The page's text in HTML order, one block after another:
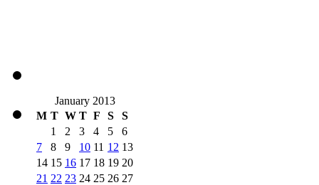
January 2013
M T W T F S S
1 2 3 4 5
6
7
8 9 10 11 12 13
14 15 16 17 18 19 20
21 22 23 24 25 26 27